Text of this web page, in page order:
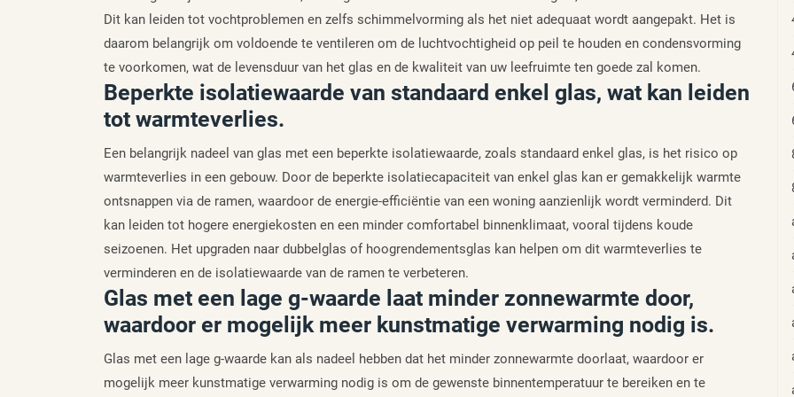
Dit kan leiden tot vochtproblemen en zelfs schimmelvorming als het niet adequaat wordt aangepakt. Het is
daarom belangrijk om voldoende te ventileren om de luchtvochtigheid op peil te houden en condensvorming
te voorkomen, wat de levensduur van het glas en de kwaliteit van uw leefruimte ten goede zal komen.
Beperkte isolatiewaarde van standaard enkel glas, wat kan leiden
tot warmteverlies.
Een belangrijk nadeel van glas met een beperkte isolatiewaarde, zoals standaard enkel glas, is het risico op
warmteverlies in een gebouw. Door de beperkte isolatiecapaciteit van enkel glas kan er gemakkelijk warmte
ontsnappen via de ramen, waardoor de energie-efficiëntie van een woning aanzienlijk wordt verminderd. Dit
kan leiden tot hogere energiekosten en een minder comfortabel binnenklimaat, vooral tijdens koude
seizoenen. Het upgraden naar dubbelglas of hoogrendementsglas kan helpen om dit warmteverlies te
verminderen en de isolatiewaarde van de ramen te verbeteren.
Glas met een lage g-waarde laat minder zonnewarmte door,
waardoor er mogelijk meer kunstmatige verwarming nodig is.
Glas met een lage g-waarde kan als nadeel hebben dat het minder zonnewarmte doorlaat, waardoor er
mogelijk meer kunstmatige verwarming nodig is om de gewenste binnentemperatuur te bereiken en te